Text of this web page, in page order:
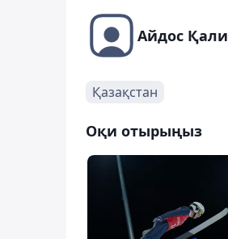
Айдос Қали
Қазақстан
Оқи отырыңыз